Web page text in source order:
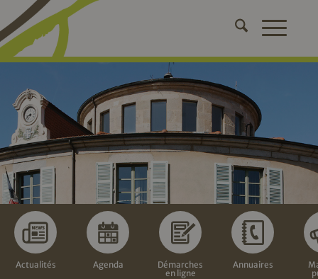
Actualités Agenda
Démarches
en ligne
Annuaires